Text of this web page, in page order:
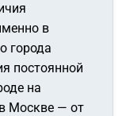
в
города
постоянной
на
Москве — от